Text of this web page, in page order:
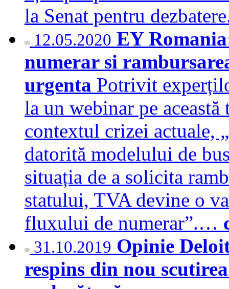
la Senat pentru
12.05.2020 EY
numerar si
urgenta Potrivit
la un webinar pe
contextul crizei actuale,
datorită modelului de
situația de a solicita
statului, TVA devine o
fluxului de numerar”.…
31.10.2019 Opinie
respins din nou